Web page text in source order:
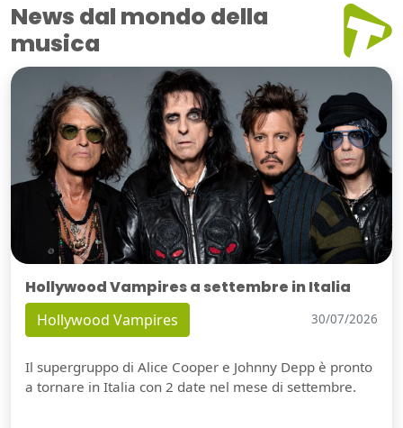
News dal mondo della
musica
Hollywood Vampires a settembre in Italia
Hollywood Vampires 30/07/2026
Il supergruppo di Alice Cooper e Johnny Depp è pronto
a tornare in Italia con 2 date nel mese di settembre.